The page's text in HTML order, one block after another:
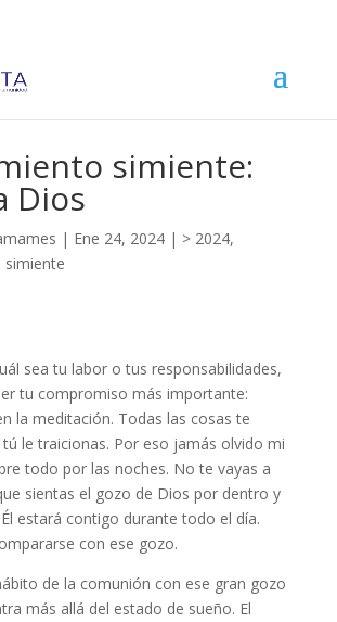
simiente:
Dios
| Ene 24, 2024| > 2024,
simiente
sea tu labor o tus responsabilidades,
tu compromiso más importante:
la meditación. Todas las cosas te
le traicionas. Por eso jamás olvido mi
todo por las noches. No te vayas a
sientas el gozo de Dios por dentro y
estará contigo durante todo el día.
con ese gozo.
de la comunión con ese gran gozo
más allá del estado de sueño. El